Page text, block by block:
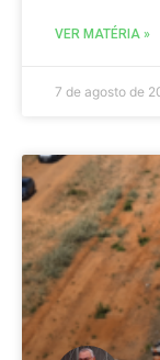
VER MATÉRIA »
7 de agosto de